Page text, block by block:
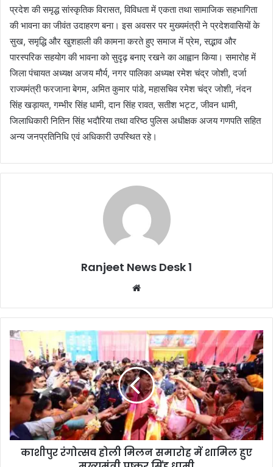
प्रदेश की समृद्ध सांस्कृतिक विरासत, विविधता में एकता तथा सामाजिक सहभागिता
की भावना का जीवंत उदाहरण बना। इस अवसर पर मुख्यमंत्री ने प्रदेशवासियों के
सुख, समृद्धि और खुशहाली की कामना करते हुए समाज में प्रेम, सद्भाव और
पारस्परिक सहयोग की भावना को सुदृढ़ बनाए रखने का आह्वान किया। समारोह में
जिला पंचायत अध्यक्ष अजय मौर्य, नगर पालिका अध्यक्ष रमेश चंद्र जोशी, दर्जा
राज्यमंत्री फरजाना बेगम, अमित कुमार पांडे, महासचिव रमेश चंद्र जोशी, नंदन
सिंह खड़ायत, गम्भीर सिंह धामी, दान सिंह रावत, सतीश भट्ट, जीवन धामी,
जिलाधिकारी नितिन सिंह भदौरिया तथा वरिष्ठ पुलिस अधीक्षक अजय गणपति सहित
अन्य जनप्रतिनिधि एवं अधिकारी उपस्थित रहे।
Ranjeet News Desk 1
te
काशीपुर रंगोत्सव होली मिलन समारोह में शामिल हुए